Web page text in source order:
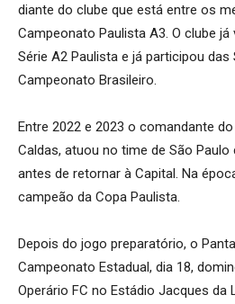
diante do clube que está entre os
Campeonato Paulista A3. O clube
Série A2 Paulista e já participou das
Campeonato Brasileiro.
Entre 2022 e 2023 o comandante
Caldas, atuou no time de São
antes de retornar à Capital. Na
campeão da Copa Paulista.
Depois do jogo preparatório, o
Campeonato Estadual, dia 18,
Operário FC no Estádio Jacques da